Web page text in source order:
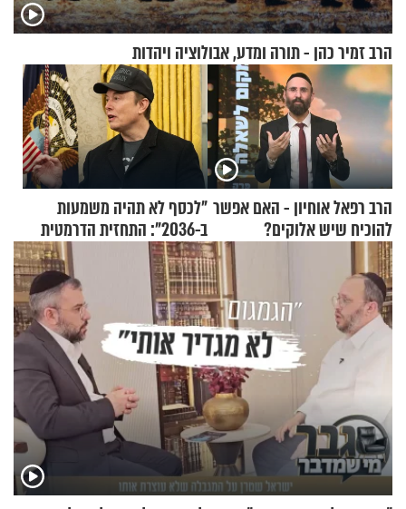
הרב זמיר כהן - תורה ומדע, אבולוציה ויהדות
הרב רפאל אוחיון - האם אפשר
להוכיח שיש אלוקים?
"לכסף לא תהיה משמעות
ב-2036": התחזית הדרמטית
של אילון מאסק על עתיד
הכלכלה